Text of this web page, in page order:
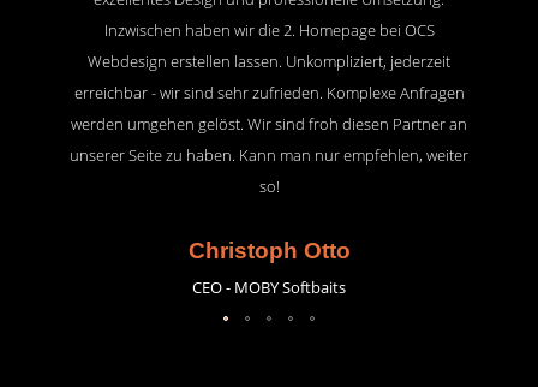
Inzwischen haben wir die 2. Homepage bei OCS
Webdesign erstellen lassen. Unkompliziert, jederzeit
erreichbar - wir sind sehr zufrieden. Komplexe Anfragen
werden umgehen gelöst. Wir sind froh diesen Partner an
unserer Seite zu haben. Kann man nur empfehlen, weiter
so!
Christoph Otto
CEO - MOBY Softbaits